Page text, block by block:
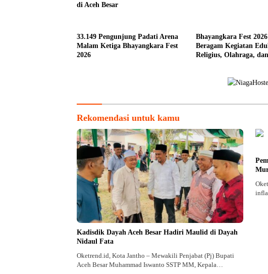
di Aceh Besar
33.149 Pengunjung Padati Arena
Malam Ketiga Bhayangkara Fest
2026
Bhayangkara Fest
Beragam Kegiatan
Religius, Olahraga,
Rekomendasi untuk kamu
Kadisdik Dayah Aceh Besar Hadiri Maulid di Dayah
Nidaul Fata
Oketrend.id, Kota Jantho – Mewakili Penjabat (Pj) Bupati
Aceh Besar Muhammad Iswanto SSTP MM, Kepala…